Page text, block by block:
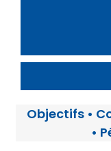
Objectifs •
•